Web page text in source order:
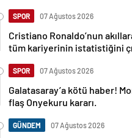
SPOR 07 Ağustos 2026
Cristiano Ronaldo’nun
tüm kariyerinin istatistiğini
SPOR 07 Ağustos 2026
Galatasaray’a kötü haber!
flaş Onyekuru kararı.
GÜNDEM 07 Ağustos 2026